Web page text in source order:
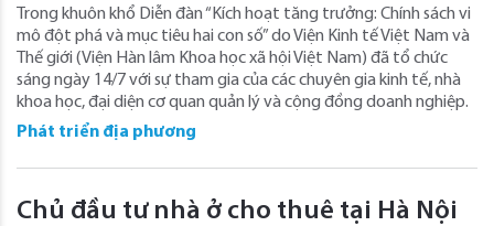
Trong khuôn khổ Diễn đàn “Kích hoạt tăng trưởng: Chính sách vi
mô đột phá và mục tiêu hai con số” do Viện Kinh tế Việt Nam và
Thế giới (Viện Hàn lâm Khoa học xã hội Việt Nam) đã tổ chức
sáng ngày 14/7 với sự tham gia của các chuyên gia kinh tế, nhà
khoa học, đại diện cơ quan quản lý và cộng đồng doanh nghiệp.
Phát triển địa phương
Chủ đầu tư nhà ở cho thuê tại Hà Nội